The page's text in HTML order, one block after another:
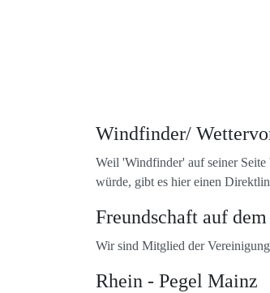
Windfinder/
Weil 'Windfinder' auf seiner
würde, gibt es hier einen
Freundschaft auf dem
Wir sind Mitglied der
Rhein - Pegel Mainz